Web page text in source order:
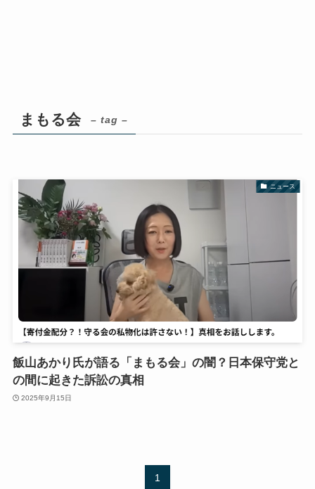
まもる会 – tag –
ニュース
飯山あかり氏が語る「まもる会」の闇？日本保守党と
の間に起きた訴訟の真相
2025年9月15日
1